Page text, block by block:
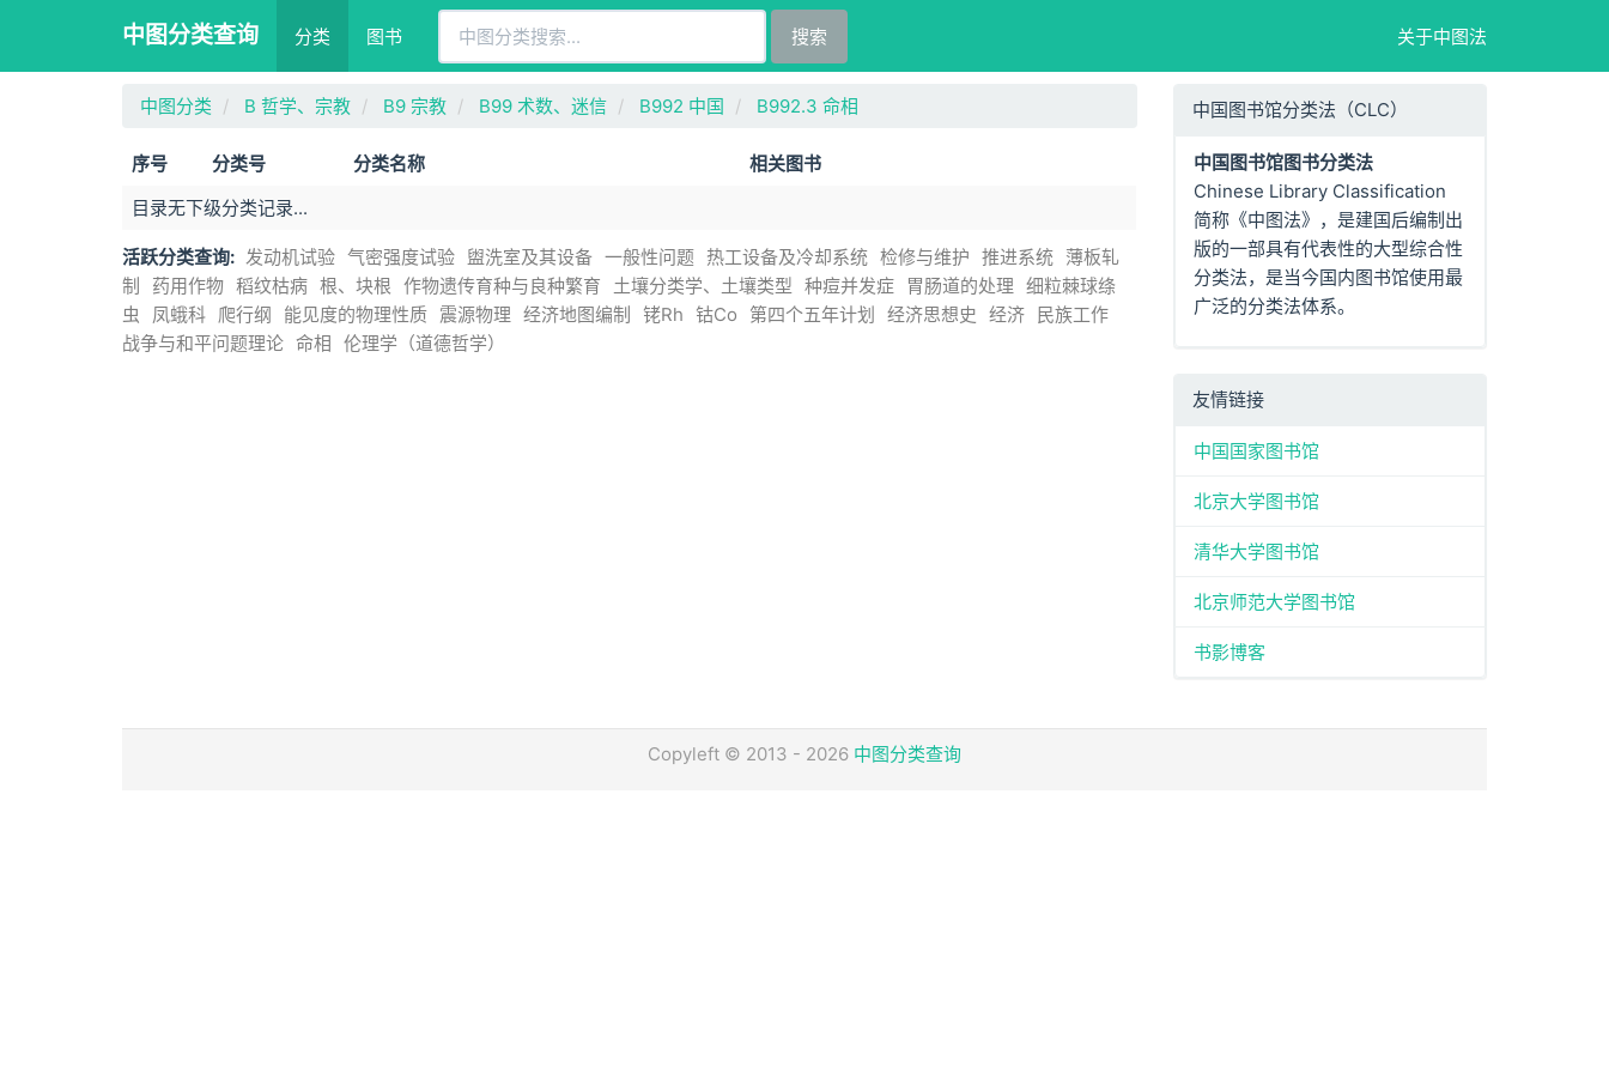
中图分类查询 分类 图书 搜索 关于中图法
中图分类 B 哲学、宗教 B9 宗教 B99 术数、迷信 B992 中国 B992.3 命相
序号 分类号 分类名称
相关图书
目录无下级分类记录...
活跃分类查询: 发动机试验 气密强度试验 盥洗室及其设备 一般性问题 热工设备及冷却系统 检修与维护 推进系统 薄板轧
制
药用作物 稻纹枯病 根、块根 作物遗传育种与良种繁育 土壤分类学、土壤类型 种痘并发症 胃肠道的处理 细粒棘球绦
虫
凤蛾科 爬行纲 能见度的物理性质 震源物理 经济地图编制 铑Rh 钴Co 第四个五年计划 经济思想史 经济 民族工作
战争与和平问题理论 命相 伦理学（道德哲学）
中国图书馆分类法（CLC）
中国图书馆图书分类法
Chinese Library Classification
简称《中图法》，是建国后编制出
版的一部具有代表性的大型综合性
分类法，是当今国内图书馆使用最
广泛的分类法体系。
友情链接
中国国家图书馆
北京大学图书馆
清华大学图书馆
北京师范大学图书馆
书影博客
Copyleft © 2013 - 2026 中图分类查询